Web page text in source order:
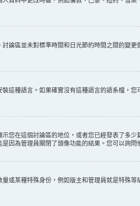
論區並未對標準時間和日光節約時間之間的變
這種語言。如果確實沒有這種語言的語系檔，
您在這個討論區的地位，或者您已經發表了多
因為管理員關閉了頭像功能的結果。您可以詢問
某種特殊身份，例如版主和管理員就是特殊